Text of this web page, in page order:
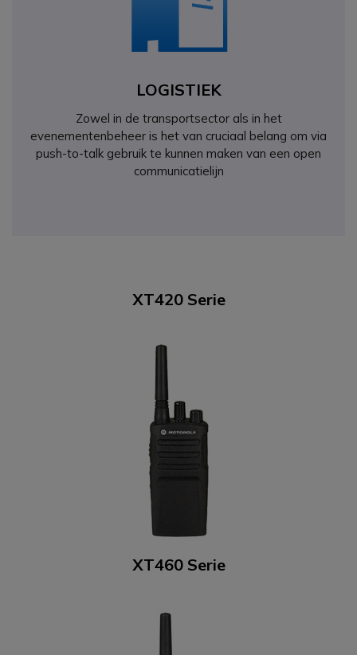
LOGISTIEK
Zowel in de transportsector als in het
evenementenbeheer is het van cruciaal belang om via
push-to-talk gebruik te kunnen maken van een open
communicatielijn
XT420 Serie
XT460 Serie